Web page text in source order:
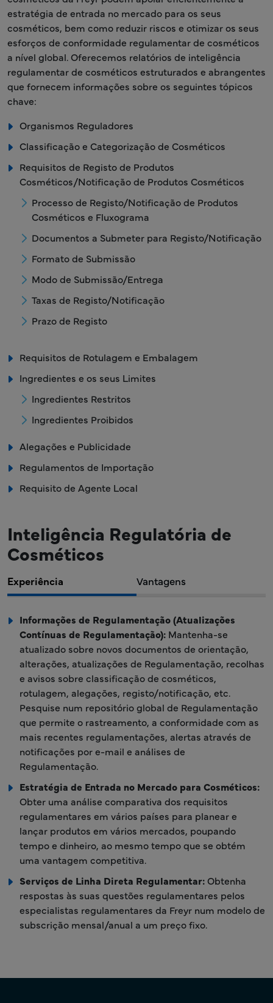
estratégia de entrada no mercado para os seus
cosméticos, bem como reduzir riscos e otimizar os seus
esforços de conformidade regulamentar de cosméticos
a nível global. Oferecemos relatórios de inteligência
regulamentar de cosméticos estruturados e abrangentes
que fornecem informações sobre os seguintes tópicos
chave:
Organismos Reguladores
Classificação e Categorização de Cosméticos
Requisitos de Registo de Produtos
Cosméticos/Notificação de Produtos Cosméticos
Processo de Registo/Notificação de Produtos
Cosméticos e Fluxograma
Documentos a Submeter para Registo/Notificação
Formato de Submissão
Modo de Submissão/Entrega
Taxas de Registo/Notificação
Prazo de Registo
Requisitos de Rotulagem e Embalagem
Ingredientes e os seus Limites
Ingredientes Restritos
Ingredientes Proibidos
Alegações e Publicidade
Regulamentos de Importação
Requisito de Agente Local
Inteligência Regulatória de
Cosméticos
Experiência Vantagens
Informações de Regulamentação (Atualizações
Contínuas de Regulamentação): Mantenha-se
atualizado sobre novos documentos de orientação,
alterações, atualizações de Regulamentação, recolhas
e avisos sobre classificação de cosméticos,
rotulagem, alegações, registo/notificação, etc.
Pesquise num repositório global de Regulamentação
que permite o rastreamento, a conformidade com as
mais recentes regulamentações, alertas através de
notificações por e-mail e análises de
Regulamentação.
Estratégia de Entrada no Mercado para Cosméticos:
Obter uma análise comparativa dos requisitos
regulamentares em vários países para planear e
lançar produtos em vários mercados, poupando
tempo e dinheiro, ao mesmo tempo que se obtém
uma vantagem competitiva.
Serviços de Linha Direta Regulamentar:Obtenha
respostas às suas questões regulamentares pelos
especialistas regulamentares da Freyr num modelo de
subscrição mensal/anual a um preço fixo.